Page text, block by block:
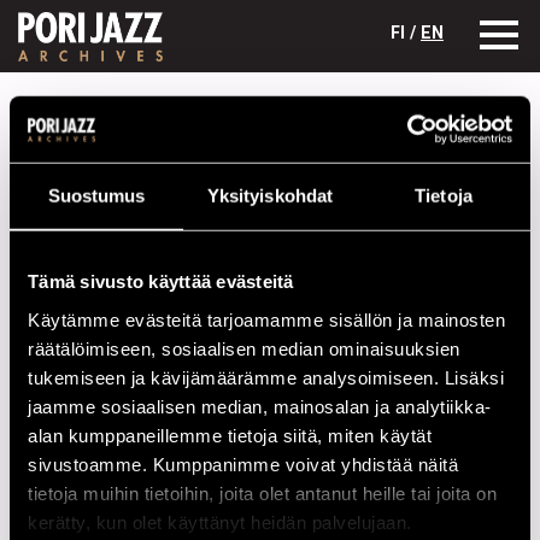
Suostumus Yksityiskohdat Tietoja
Tämä sivusto käyttää evästeitä
Käytämme evästeitä tarjoamamme sisällön ja mainosten
räätälöimiseen, sosiaalisen median ominaisuuksien
tukemiseen ja kävijämäärämme analysoimiseen. Lisäksi
jaamme sosiaalisen median, mainosalan ja analytiikka-
alan kumppaneillemme tietoja siitä, miten käytät
sivustoamme. Kumppanimme voivat yhdistää näitä
tietoja muihin tietoihin, joita olet antanut heille tai joita on
kerätty, kun olet käyttänyt heidän palvelujaan.
FI / EN
Festivaalivuodet Sounds of The Nordic Islands
Sounds of The Nordic Islands
Kokoonpano
NIMI INSTRUMENTTI
King Eduard
keys, samples
Villu Veski
sax, keys
Esiintymiset vuonna 1999
PÄIVÄ AIKA PAIKKA